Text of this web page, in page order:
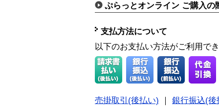
ぷらっとオンライン ご購入の
支払方法について
以下のお支払い方法がご利用で
売掛取引(後払い)
銀行振込(後